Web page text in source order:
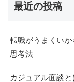
最近の投稿
転職がうまくい
思考法
カジュアル面談